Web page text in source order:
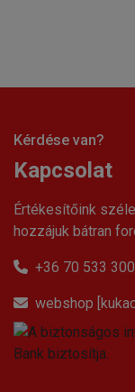
Kérdése van?
Kapcsolat
Értékesítőink
hozzájuk bátran
+36 70 533
webshop